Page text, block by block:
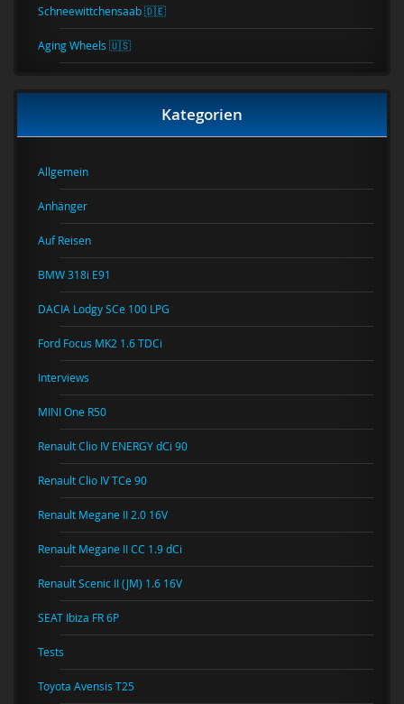
Schneewittchensaab 🇩🇪
Aging Wheels 🇺🇸
Kategorien
Allgemein
Anhänger
Auf Reisen
BMW 318i E91
DACIA Lodgy SCe 100 LPG
Ford Focus MK2 1.6 TDCi
Interviews
MINI One R50
Renault Clio IV ENERGY dCi 90
Renault Clio IV TCe 90
Renault Megane II 2.0 16V
Renault Megane II CC 1.9 dCi
Renault Scenic II (JM) 1.6 16V
SEAT Ibiza FR 6P
Tests
Toyota Avensis T25